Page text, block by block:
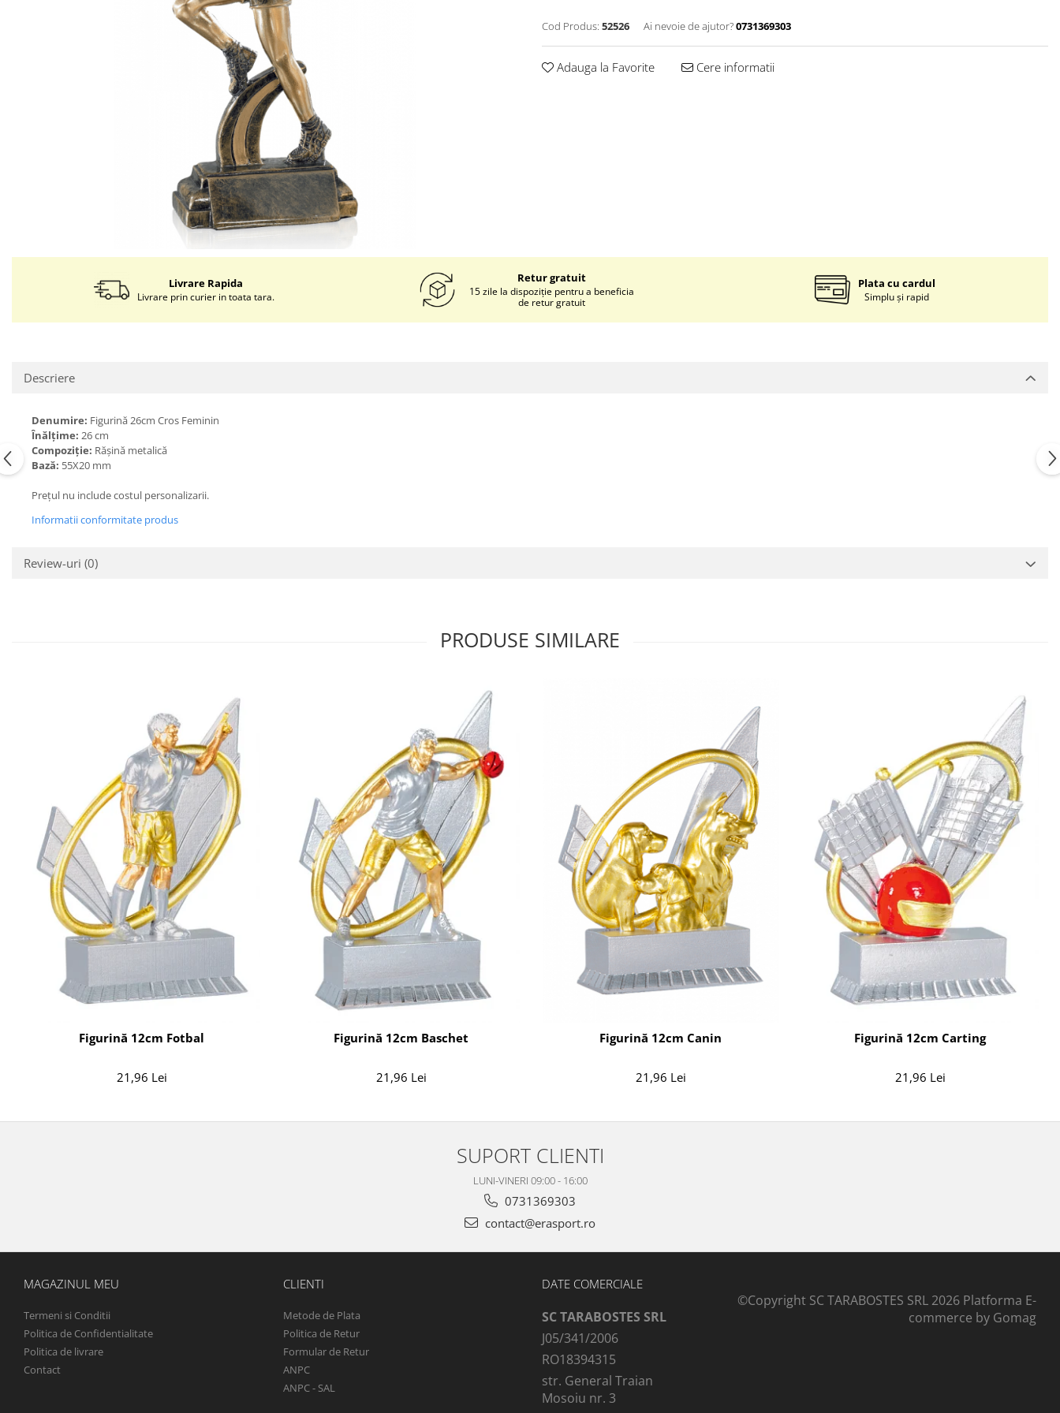
Cod Produs: 52526 Ai nevoie de ajutor?0731369303
Adauga la Favorite Cere informatii
Livrare Rapida
Livrare prin curier in toata tara.
Retur gratuit
15 zile la dispoziție pentru a beneficia
de retur gratuit
Plata cu cardul
Simplu și rapid
Descriere
Denumire: Figurină 26cm Cros Feminin
Înălțime: 26cm
Compoziție: Rășină metalică
Bază: 55X20 mm
Prețul nu include costul personalizarii.
Informatii conformitate produs
Review-uri (0)
PRODUSE SIMILARE
Figurină 12cm Fotbal
21,96 Lei
Figurină 12cm Baschet
21,96 Lei
Figurină 12cm Canin
21,96 Lei
Figurină 12cm Carting
21,96 Lei
SUPORT CLIENTI
LUNI-VINERI 09:00 - 16:00
0731369303
contact@erasport.ro
MAGAZINUL MEU
Termeni si Conditii
Politica de Confidentialitate
Politica de livrare
Contact
CLIENTI
Metode de Plata
Politica de Retur
Formular de Retur
ANPC
ANPC - SAL
DATE COMERCIALE
SC TARABOSTES SRL
J05/341/2006
RO18394315
str. General Traian
Mosoiu nr. 3
©Copyright SC TARABOSTES SRL 2026 Platforma E-
commerce by Gomag